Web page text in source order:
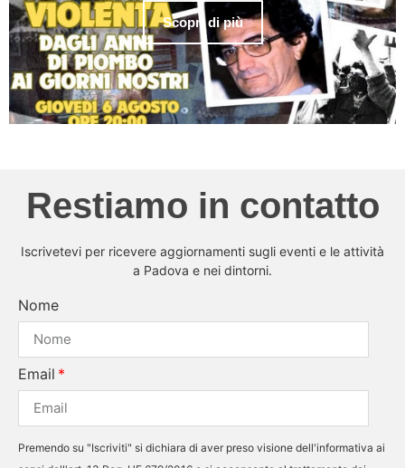
Scopri di più
Restiamo in contatto
Iscrivetevi per ricevere aggiornamenti sugli eventi e le attività
a Padova e nei dintorni.
Nome
Email
Premendo su "Iscriviti" si dichiara di aver preso visione dell'informativa ai